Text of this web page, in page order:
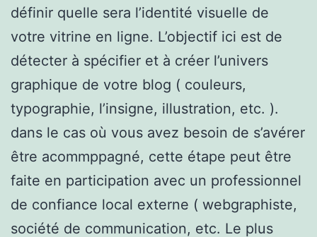
définir quelle sera l’identité visuelle de
votre vitrine en ligne. L’objectif ici est de
détecter à spécifier et à créer l’univers
graphique de votre blog ( couleurs,
typographie, l’insigne, illustration, etc. ).
dans le cas où vous avez besoin de s’avérer
être acommppagné, cette étape peut être
faite en participation avec un professionnel
de confiance local externe ( webgraphiste,
société de communication, etc. Le plus